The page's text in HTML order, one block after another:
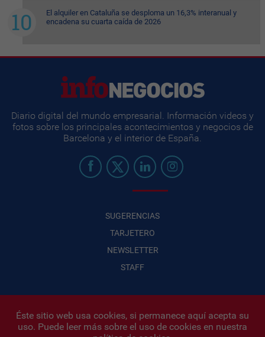
El alquiler en Cataluña se desploma un 16,3% interanual y
encadena su cuarta caída de 2026
Diario digital del mundo empresarial. Información videos y
fotos sobre los principales acontecimientos y negocios de
Barcelona y el interior de España.
SUGERENCIAS
TARJETERO
NEWSLETTER
STAFF
Infonegocios 2026| INFONEGOCIOS S.A. · CUIT: 30710438486 |
Éste sitio web usa cookies, si permanece aquí acepta su
uso. Puede leer más sobre el uso de cookies en nuestra